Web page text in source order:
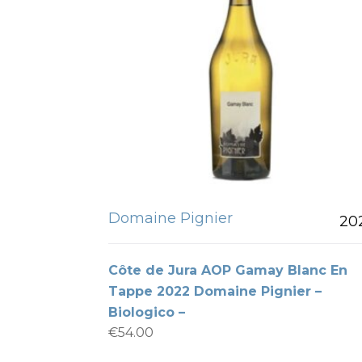
Domaine Pignier
Côte de Jura AOP Gamay Blanc En
Tappe 2022 Domaine Pignier –
Biologico –
€54.00